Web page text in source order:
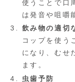
使うことで口
は発音や咀嚼
飲み物の適切
コップを使う
になり、むせ
ます。
虫歯予防